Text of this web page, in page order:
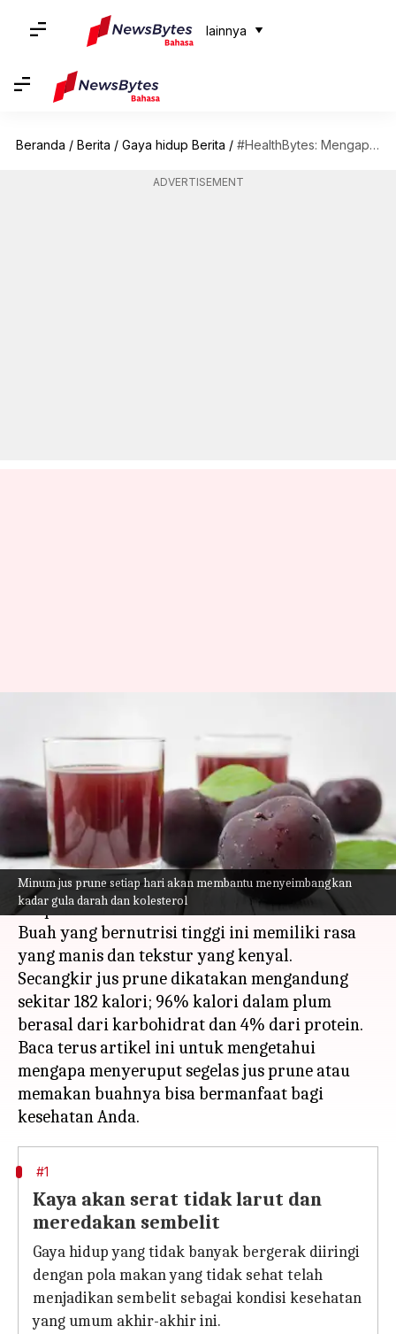
lainnya
Beranda / Berita / Gaya hidup Berita / #HealthBytes: Mengapa Anda harus mengonsumsi jus prune setiap hari
ADVERTISEMENT
Minum jus prune setiap hari akan membantu menyeimbangkan
kadar gula darah dan kolesterol
harus mengonsumsi jus prune
setiap hari
menulis Handoko Mar 22, 2023 12:50 pm
Apa ceritanya
Prune adalah versi kering dari buah plum
Eropa.
Buah yang bernutrisi tinggi ini memiliki rasa
yang manis dan tekstur yang kenyal.
Secangkir jus prune dikatakan mengandung
sekitar 182 kalori; 96% kalori dalam plum
berasal dari karbohidrat dan 4% dari protein.
Baca terus artikel ini untuk mengetahui
mengapa menyeruput segelas jus prune atau
memakan buahnya bisa bermanfaat bagi
#1
Kaya akan serat tidak larut dan
meredakan sembelit
Gaya hidup yang tidak banyak bergerak diiringi
dengan pola makan yang tidak sehat telah
menjadikan sembelit sebagai kondisi kesehatan
yang umum akhir-akhir ini.